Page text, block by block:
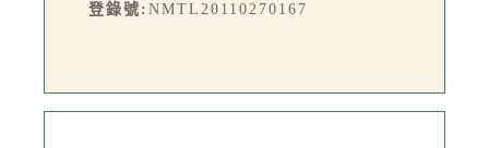
登錄號: NMTL20110270167